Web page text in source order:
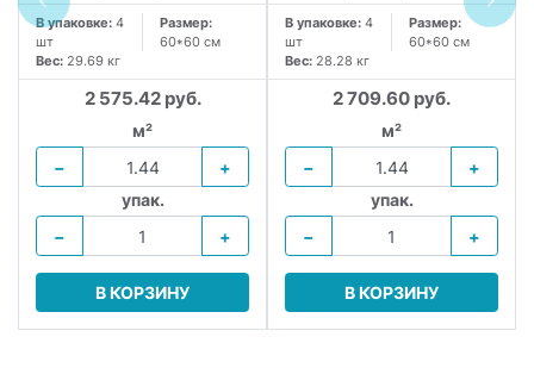
В упаковке: 4
шт
Размер:
60*60 см
Вес: 29.69 кг
2 575.42 руб.
м²
−
+
упак.
−
+
В КОРЗИНУ
В упаковке: 4
шт
Размер:
60*60 см
Вес: 28.28 кг
2 709.60 руб.
м²
−
+
упак.
−
+
В КОРЗИНУ